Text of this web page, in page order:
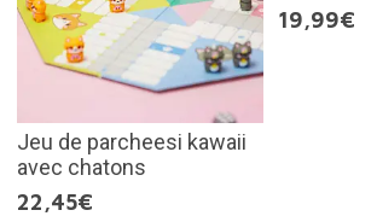
Jeu de parcheesi kawaii
avec chatons
22,45€
19,99€